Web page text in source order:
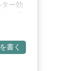
ー効
いた
ンズ
グリッ
い! /
ホで
書く